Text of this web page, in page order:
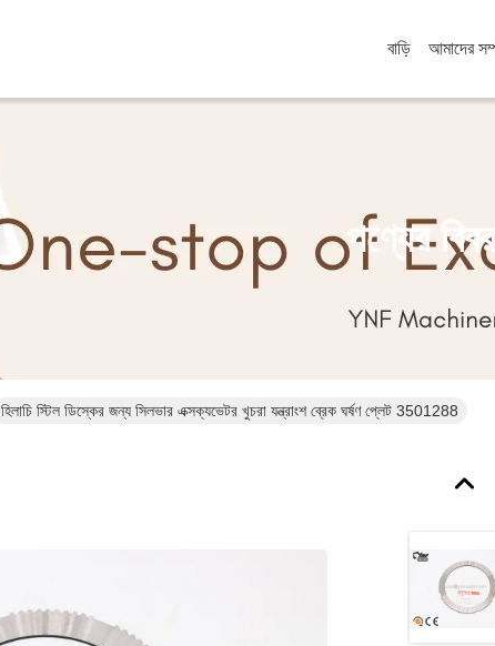
বাড়ি আমাদের
পণ্যের
হিলাচি স্টিল ডিস্কের জন্য সিলভার এক্সক্যভেটর খুচরা যন্ত্রাংশ ব্রেক ঘর্ষণ প্লেট 3501288